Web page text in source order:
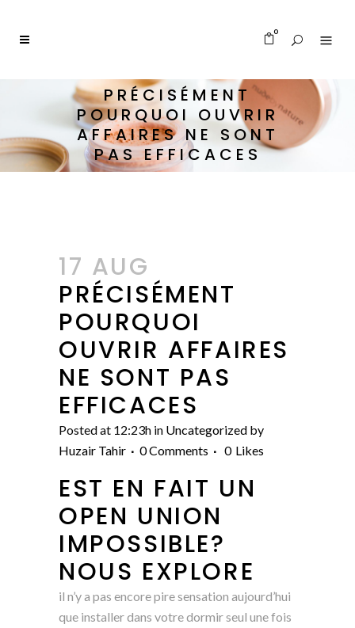
0
PRÉCISÉMENT
POURQUOI OUVRIR
AFFAIRES NE SONT
PAS EFFICACES
17 AUG
PRÉCISÉMENT
POURQUOI
OUVRIR AFFAIRES
NE SONT PAS
EFFICACES
Posted at 12:23h in Uncategorized by
Huzair Tahir
0 Comments 0 Likes
EST EN FAIT UN
OPEN UNION
IMPOSSIBLE?
NOUS EXPLORE
il n’y a pas encore pire sensation aujourd’hui
que installer dans votre dormir seul une fois